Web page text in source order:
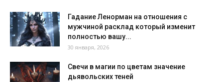
Гадание Ленорман на отношения с
мужчиной расклад который изменит
полностью вашу...
30 января, 2026
Свечи в магии по цветам значение
дьявольских теней